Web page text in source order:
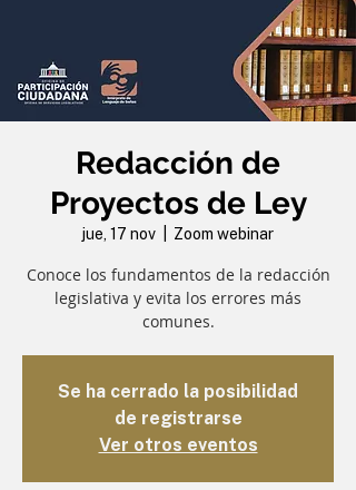
Redacción de
Proyectos de Ley
jue, 17 nov Zoom webinar
Conoce los fundamentos de la redacción
legislativa y evita los errores más
comunes.
Se ha cerrado la posibilidad
de registrarse
Ver otros eventos